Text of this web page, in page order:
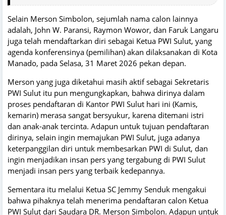
Selain Merson Simbolon, sejumlah nama calon lainnya
adalah, John W. Paransi, Raymon Wowor, dan Faruk Langaru
juga telah mendaftarkan diri sebagai Ketua PWI Sulut, yang
agenda konferensinya (pemilihan) akan dilaksanakan di Kota
Manado, pada Selasa, 31 Maret 2026 pekan depan.
Merson yang juga diketahui masih aktif sebagai Sekretaris
PWI Sulut itu pun mengungkapkan, bahwa dirinya dalam
proses pendaftaran di Kantor PWI Sulut hari ini (Kamis,
kemarin) merasa sangat bersyukur, karena ditemani istri
dan anak-anak tercinta. Adapun untuk tujuan pendaftaran
dirinya, selain ingin memajukan PWI Sulut, juga adanya
keterpanggilan diri untuk membesarkan PWI di Sulut, dan
ingin menjadikan insan pers yang tergabung di PWI Sulut
menjadi insan pers yang terbaik kedepannya.
Sementara itu melalui Ketua SC Jemmy Senduk mengakui
bahwa pihaknya telah menerima pendaftaran calon Ketua
PWI Sulut dari Saudara DR. Merson Simbolon. Adapun untuk